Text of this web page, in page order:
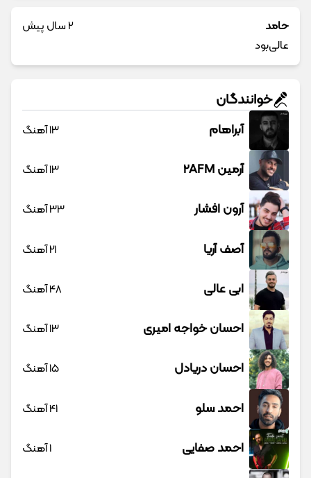
حامد‌
2 سال پیش
عالی‌بود
خوانندگان
آبراهام 13 آهنگ
آرمین 2AFM 13 آهنگ
آرون افشار 33 آهنگ
آصف آریا 21 آهنگ
ابی عالی 48 آهنگ
احسان خواجه امیری 13 آهنگ
احسان دریادل 15 آهنگ
احمد سلو 41 آهنگ
احمد صفایی 1 آهنگ